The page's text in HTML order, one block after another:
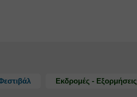
Εκδρομές - Εξορμήσεις